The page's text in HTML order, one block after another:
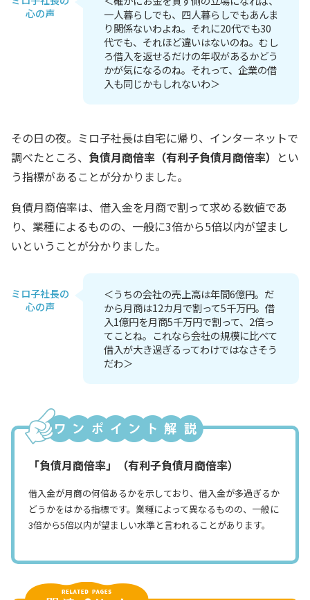
心の声
一人暮らしでも、四人暮らしでもあんま
り関係ないわよね。それに20代でも30
代でも、それほど違いはないのね。むし
ろ借入を返せるだけの年収があるかどう
かが気になるのね。それって、企業の借
入も同じかもしれないわ＞
その日の夜。ミロ子社長は自宅に帰り、インターネットで
調べたところ、 負債月商倍率（有利子負債月商倍率） とい
う指標があることが分かりました。
負債月商倍率は、借入金を月商で割って求める数値であ
り、業種によるものの、一般に3倍から5倍以内が望まし
いということが分かりました。
ミロ子社長の
心の声
＜うちの会社の売上高は年間6億円。だ
から月商は12カ月で割って5千万円。借
入1億円を月商5千万円で割って、2倍っ
てことね。これなら会社の規模に比べて
借入が大き過ぎるってわけではなさそう
だわ＞
「負債月商倍率」（有利子負債月商倍率）
借入金が月商の何倍あるかを示しており、借入金が多過ぎるか
どうかをはかる指標です。業種によって異なるものの、一般に
3倍から5倍以内が望ましい水準と言われることがあります。